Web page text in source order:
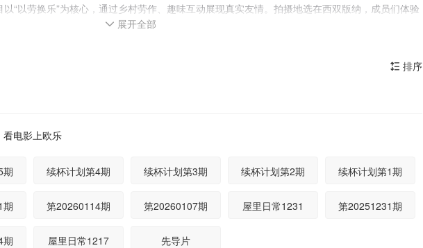
“以劳换乐”为核心，通过乡村劳作、趣味互动展现真实友情。拍摄地选在西双版纳，成员们体验
地拔河”“芭蕉叶王子”等片段已引发热议。节目延续第一季治愈风格，未播先热，微博话题阅读量
 展开全部
 排序
看电影上欧乐
期 续杯计划第4期 续杯计划第3期 续杯计划第2期 续杯计划第1期
期 第20260114期 第20260107期 屋里日常1231 第20251231期
期 屋里日常1217 先导片